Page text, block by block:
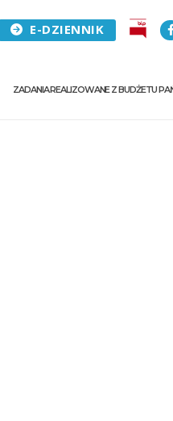
E-DZIENNIK
ZADANIA REALIZOWANE Z BUDŻETU